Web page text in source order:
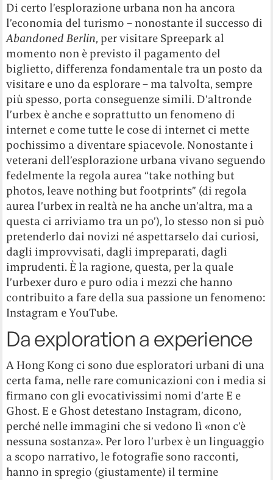
Di certo l’esplorazione urbana non ha ancora
l’economia del turismo – nonostante il successo di
Abandoned Berlin, per visitare Spreepark al
momento non è previsto il pagamento del
biglietto, differenza fondamentale tra un posto da
visitare e uno da esplorare – ma talvolta, sempre
più spesso, porta conseguenze simili. D’altronde
l’urbex è anche e soprattutto un fenomeno di
internet e come tutte le cose di internet ci mette
pochissimo a diventare spiacevole. Nonostante i
veterani dell’esplorazione urbana vivano seguendo
fedelmente la regola aurea “take nothing but
photos, leave nothing but footprints” (di regola
aurea l’urbex in realtà ne ha anche un’altra, ma a
questa ci arriviamo tra un po’), lo stesso non si può
pretenderlo dai novizi né aspettarselo dai curiosi,
dagli improvvisati, dagli impreparati, dagli
imprudenti. È la ragione, questa, per la quale
l’urbexer duro e puro odia i mezzi che hanno
contribuito a fare della sua passione un fenomeno:
Instagram e YouTube.
Da exploration a experience
A Hong Kong ci sono due esploratori urbani di una
certa fama, nelle rare comunicazioni con i media si
firmano con gli evocativissimi nomi d’arte E e
Ghost. E e Ghost detestano Instagram, dicono,
perché nelle immagini che si vedono lì «non c’è
nessuna sostanza». Per loro l’urbex è un linguaggio
a scopo narrativo, le fotografie sono racconti,
hanno in spregio (giustamente) il termine